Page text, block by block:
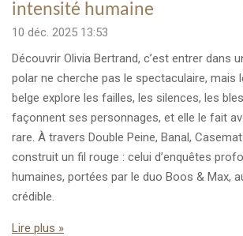
intensité humaine
10 déc. 2025 13:53
Découvrir Olivia Bertrand, c’est entrer dans
polar ne cherche pas le spectaculaire, mais
belge explore les failles, les silences, les
façonnent ses personnages, et elle le fait
rare. À travers Double Peine, Banal,
construit un fil rouge : celui d’enquêtes
humaines, portées par le duo Boos & Max,
crédible.
Lire plus »